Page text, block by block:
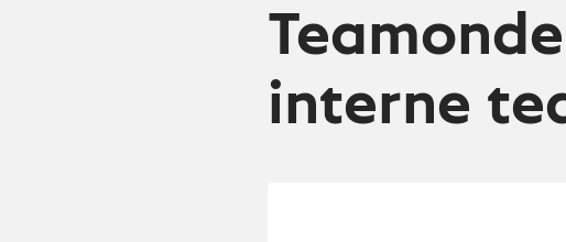
interne